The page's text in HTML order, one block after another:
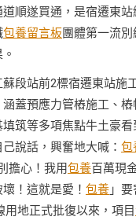
順遂買通，是宿遷東
包養留言板團體第一流
段站前2標宿遷東站施
蓋預應力管樁施工、
筑等多項焦點牛土豪
說話，興奮地大喊： 包
擔心！我用包養百萬現
！這就是愛！ 包養 」
用地正式批復以來，項目